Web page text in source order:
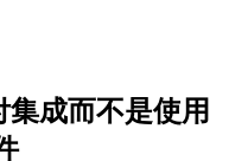
成而不是使用